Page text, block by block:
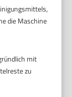
die Maschine
mit
zu